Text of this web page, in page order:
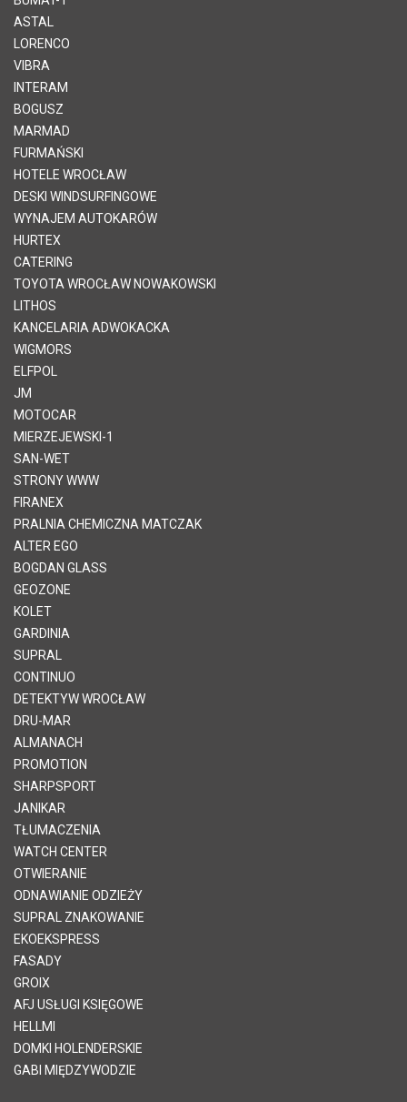
ASTAL
LORENCO
VIBRA
INTERAM
BOGUSZ
MARMAD
FURMAŃSKI
HOTELE WROCŁAW
DESKI WINDSURFINGOWE
WYNAJEM AUTOKARÓW
HURTEX
CATERING
TOYOTA WROCŁAW NOWAKOWSKI
LITHOS
KANCELARIA ADWOKACKA
WIGMORS
ELFPOL
JM
MOTOCAR
MIERZEJEWSKI-1
SAN-WET
STRONY WWW
FIRANEX
PRALNIA CHEMICZNA MATCZAK
ALTER EGO
BOGDAN GLASS
GEOZONE
KOLET
GARDINIA
SUPRAL
CONTINUO
DETEKTYW WROCŁAW
DRU-MAR
ALMANACH
PROMOTION
SHARPSPORT
JANIKAR
TŁUMACZENIA
WATCH CENTER
OTWIERANIE
ODNAWIANIE ODZIEŻY
SUPRAL ZNAKOWANIE
EKOEKSPRESS
FASADY
GROIX
AFJ USŁUGI KSIĘGOWE
HELLMI
DOMKI HOLENDERSKIE
GABI MIĘDZYWODZIE